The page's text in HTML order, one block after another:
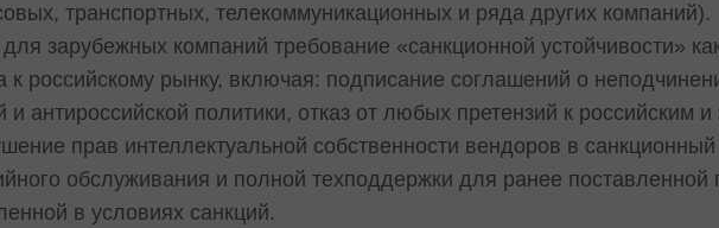
транспортных, телекоммуникационных и ряда других компаний).
зарубежных компаний требование «санкционной устойчивости»
к российскому рынку, включая: подписание соглашений о
и антироссийской политики, отказ от любых претензий к российским
прав интеллектуальной собственности вендоров в
обслуживания и полной техподдержки для ранее поставленной
в условиях санкций.